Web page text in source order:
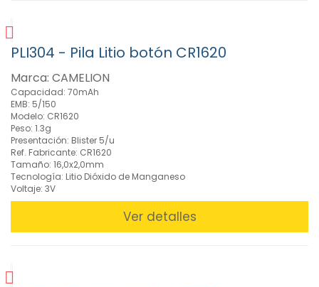
PLI304 - Pila Litio botón CR1620
Marca: CAMELION
Capacidad: 70mAh
EMB: 5/150
Modelo: CR1620
Peso: 1.3g
Presentación: Blister 5/u
Ref. Fabricante: CR1620
Tamaño: 16,0x2,0mm
Tecnología: Litio Dióxido de Manganeso
Voltaje: 3V
Ver detalles